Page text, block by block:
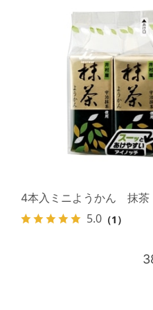
4本入ミニようかん 抹茶
5.0 （1）